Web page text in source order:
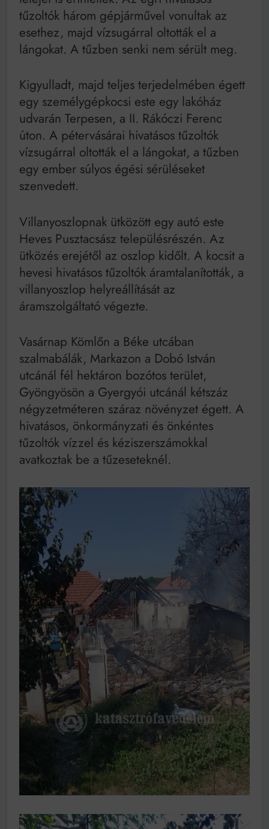
tűzoltók három gépjárművel vonultak az
esethez, majd vízsugárral oltották el a
lángokat. A tűzben senki nem sérült meg.
Kigyulladt, majd teljes terjedelmében égett
egy személygépkocsi este egy lakóház
udvarán Terpesen, a II. Rákóczi Ferenc
úton. A pétervásárai hivatásos tűzoltók
vízsugárral oltották el a lángokat, a tűzben
egy ember súlyos égési sérüléseket
szenvedett.
Villanyoszlopnak ütközött egy autó este
Heves Pusztacsász településrészén. Az
ütközés erejétől az oszlop kidőlt. A kocsit a
hevesi hivatásos tűzoltók áramtalanították, a
villanyoszlop helyreállítását az
áramszolgáltató végezte.
Vasárnap Kömlőn a Béke utcában
szalmabálák, Markazon a Dobó István
utcánál fél hektáron bozótos terület,
Gyöngyösön a Gyergyói utcánál kétszáz
négyzetméteren száraz növényzet égett. A
hivatásos, önkormányzati és önkéntes
tűzoltók vízzel és kéziszerszámokkal
avatkoztak be a tűzeseteknél.